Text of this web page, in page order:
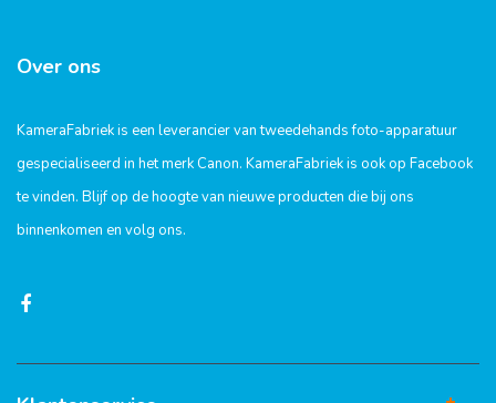
Over ons
KameraFabriek is een leverancier van tweedehands foto-apparatuur
gespecialiseerd in het merk Canon. KameraFabriek is ook op Facebook
te vinden. Blijf op de hoogte van nieuwe producten die bij ons
binnenkomen en volg ons.